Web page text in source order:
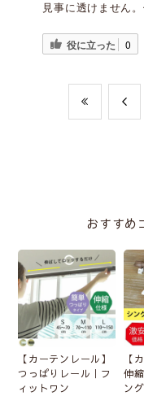
見事に透けません
役に立った 0
おすすめ
【カーテンレール】
つっぱりレール｜フ
ィットワン
【
伸
ン